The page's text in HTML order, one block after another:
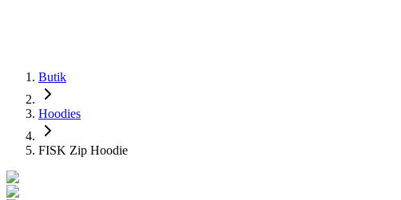
Butik
Hoodies
FISK Zip Hoodie